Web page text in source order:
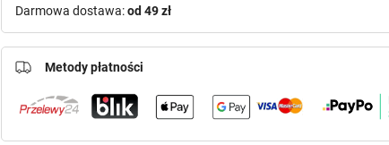
Darmowa dostawa:od 49 zł
Metody płatności